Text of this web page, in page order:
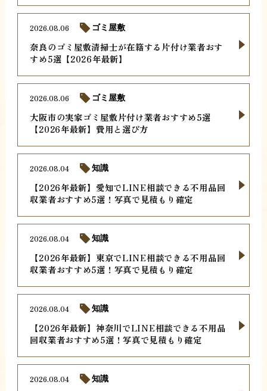
奈良のゴミ屋敷清掃士が在籍する片付け業者おす
すめ5選【2026年最新】
2026.08.06 ゴミ屋敷
大阪市の実家ゴミ屋敷片付け業者おすすめ5選
【2026年最新】費用と選び方
2026.08.06 ゴミ屋敷
【2026年最新】愛知でLINE相談できる不用品回
収業者おすすめ5選！写真で見積もり確定
2026.08.04 知識
【2026年最新】東京でLINE相談できる不用品回
収業者おすすめ5選！写真で見積もり確定
2026.08.04 知識
【2026年最新】神奈川でLINE相談できる不用品
回収業者おすすめ5選！写真で見積もり確定
2026.08.04 知識
2026.08.04 知識